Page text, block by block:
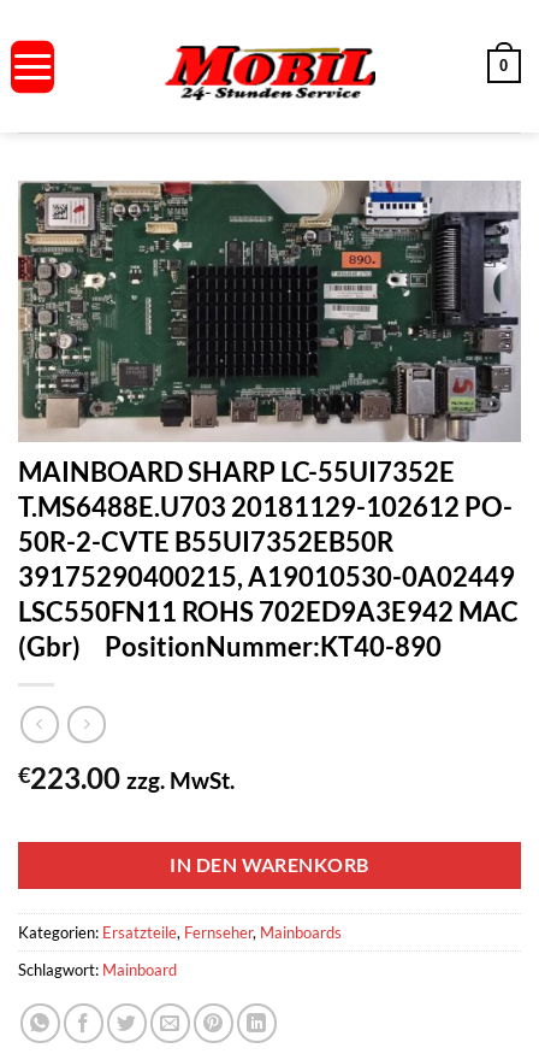
Inhalt
springen
0
MAINBOARD SHARP LC-55UI7352E
T.MS6488E.U703 20181129-102612 PO-
50R-2-CVTE B55UI7352EB50R
39175290400215, A19010530-0A02449
LSC550FN11 ROHS 702ED9A3E942 MAC
(Gbr) PositionNummer:KT40-890
€223.00 zzg. MwSt.
IN DEN WARENKORB
Kategorien: Ersatzteile, Fernseher, Mainboards
Schlagwort: Mainboard